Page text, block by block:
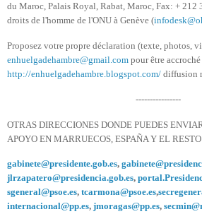
du Maroc, Palais Royal, Rabat, Maroc, Fax: + 212
droits de l'homme de l'ONU à Genève (
Proposez votre propre déclaration (texte, photos,
enhuelgadehambre@gmail.com pour être
http://enhuelgadehambre.blogspot.com/ diffusion
----------------
OTRAS DIRECCIONES DONDE PUEDES
APOYO EN MARRUECOS, ESPAÑA Y EL
gabinete@presidente.gob.es,
jlrzapatero@presidencia.gob.es,
sgeneral@psoe.es, tcarmona@psoe.es,
internacional@pp.es, jmoragas@pp.es,